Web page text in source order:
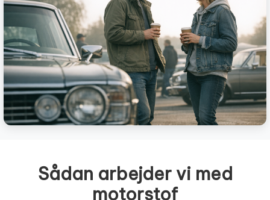
Sådan arbejder vi med
motorstof